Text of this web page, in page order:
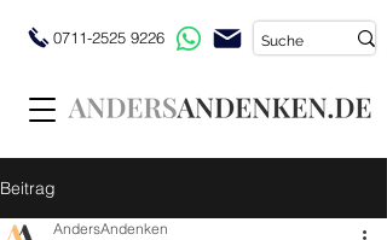
0711-2525 9226
Beitrag
AndersAndenken